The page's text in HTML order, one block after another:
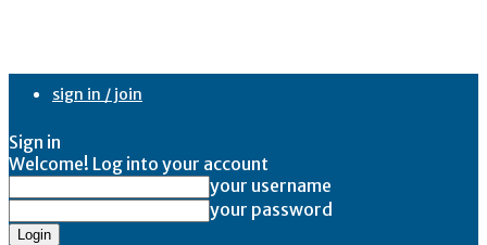
sign in / join
Sign in
Welcome! Log into your account
your username
your password